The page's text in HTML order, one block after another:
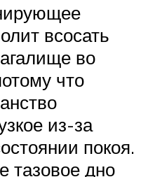
всосать
во
что
из-за
покоя.
тазовое дно